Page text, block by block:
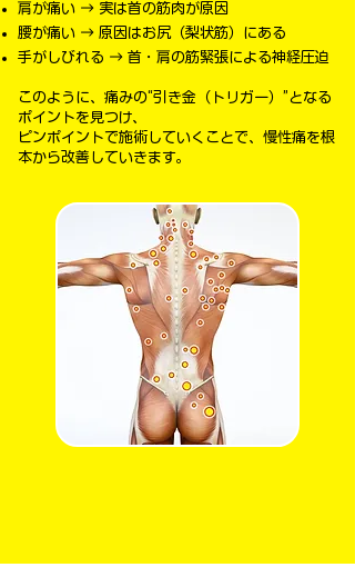
肩が痛い → 実は首の筋肉が原因
腰が痛い → 原因はお尻（梨状筋）にある
手がしびれる → 首・肩の筋緊張による神経圧迫
このように、痛みの“引き金（トリガー）”となる
ポイントを見つけ、
ピンポイントで施術していくことで、慢性痛を根
本から改善していきます。